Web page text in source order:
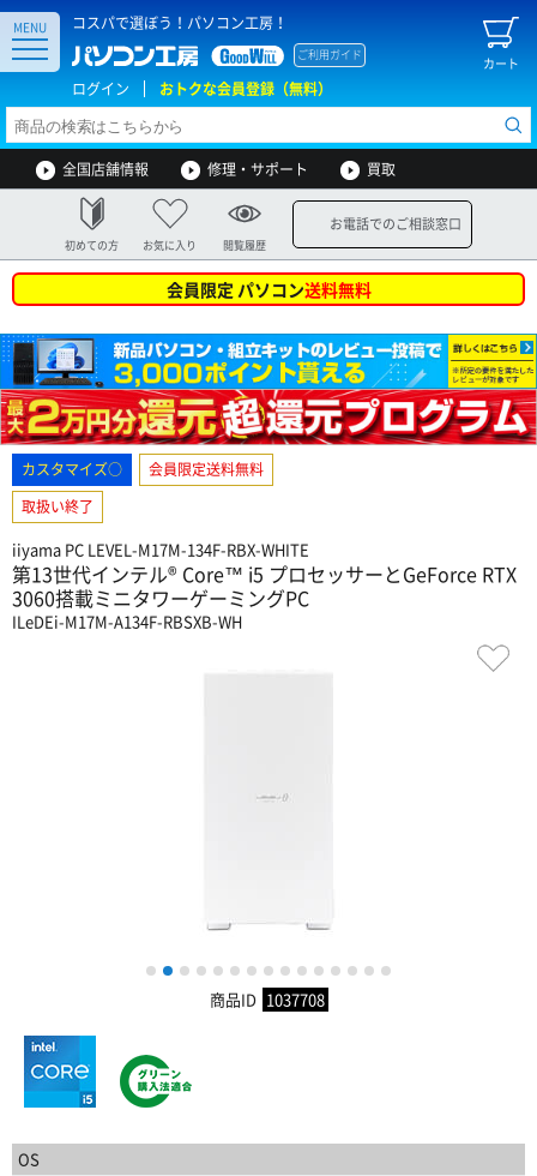
コスパで選ぼう！パソコン工房！
カート
ご利用ガイド
ログイン おトクな会員登録（無料）
MENU
全国店舗情報 修理・サポート 買取
初めての方 お気に入り 閲覧履歴
お電話でのご相談窓口
会員限定 パソコン送料無料
カスタマイズ○
会員限定送料無料
取扱い終了
iiyama PC LEVEL-M17M-134F-RBX-WHITE
第13世代インテル® Core™ i5 プロセッサーとGeForce RTX
3060搭載ミニタワーゲーミングPC
ILeDEi-M17M-A134F-RBSXB-WH
1 2 3 4 5 6 7 8 9 10 11 12 13 14
商品ID 1037708
OS